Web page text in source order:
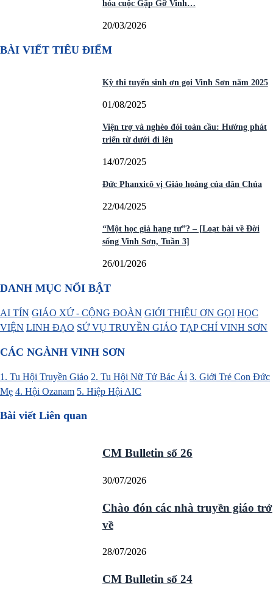
hóa cuộc Gặp Gỡ Vinh…
20/03/2026
BÀI VIẾT TIÊU ĐIỂM
Kỳ thi tuyển sinh ơn gọi Vinh Sơn năm 2025
01/08/2025
Viện trợ và nghèo đói toàn cầu: Hướng phát
triển từ dưới đi lên
14/07/2025
Đức Phanxicô vị Giáo hoàng của dân Chúa
22/04/2025
“Một học giả hạng tư”? – [Loạt bài về Đời
sống Vinh Sơn, Tuần 3]
26/01/2026
DANH MỤC NỔI BẬT
AI TÍN GIÁO XỨ - CỘNG ĐOÀN GIỚI THIỆU ƠN GỌI HỌC
VIỆN LINH ĐẠO SỨ VỤ TRUYỀN GIÁO TẠP CHÍ VINH SƠN
CÁC NGÀNH VINH SƠN
1. Tu Hội Truyền Giáo 2. Tu Hội Nữ Tử Bác Ái 3. Giới Trẻ Con Đức
Mẹ 4. Hội Ozanam 5. Hiệp Hội AIC
Bài viết Liên quan
CM Bulletin số 26
30/07/2026
Chào đón các nhà truyền giáo trở
về
28/07/2026
CM Bulletin số 24